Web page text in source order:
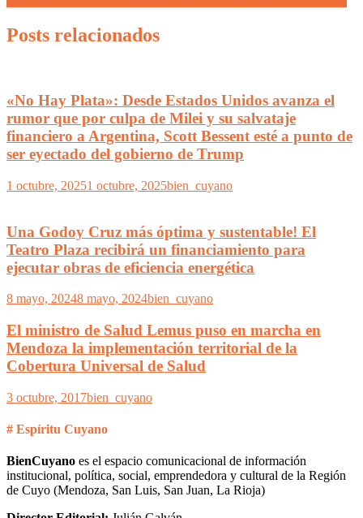
Posts relacionados
«No Hay Plata»: Desde Estados Unidos avanza el
rumor que por culpa de Milei y su salvataje
financiero a Argentina, Scott Bessent esté a punto de
ser eyectado del gobierno de Trump
1 octubre, 20251 octubre, 2025bien_cuyano
Una Godoy Cruz más óptima y sustentable! El
Teatro Plaza recibirá un financiamiento para
ejecutar obras de eficiencia energética
8 mayo, 20248 mayo, 2024bien_cuyano
El ministro de Salud Lemus puso en marcha en
Mendoza la implementación territorial de la
Cobertura Universal de Salud
3 octubre, 2017bien_cuyano
# Espíritu Cuyano
BienCuyano es el espacio comunicacional de información
institucional, política, social, emprendedora y cultural de la Región
de Cuyo (Mendoza, San Luis, San Juan, La Rioja)